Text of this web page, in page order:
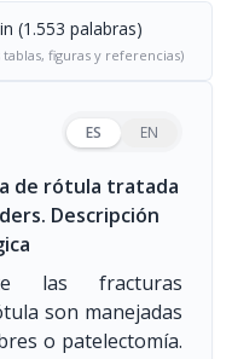
(1.553 palabras)
figuras y referencias)
ES EN
de rótula tratada
Descripción
las fracturas
son manejadas
o patelectomía.